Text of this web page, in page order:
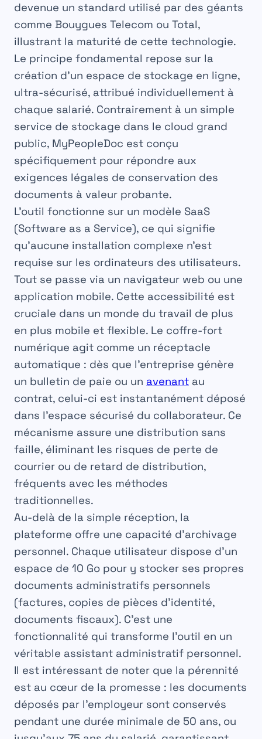
devenue un standard utilisé par des géants
comme Bouygues Telecom ou Total,
illustrant la maturité de cette technologie.
Le principe fondamental repose sur la
création d’un espace de stockage en ligne,
ultra-sécurisé, attribué individuellement à
chaque salarié. Contrairement à un simple
service de stockage dans le cloud grand
public, MyPeopleDoc est conçu
spécifiquement pour répondre aux
exigences légales de conservation des
documents à valeur probante.
L’outil fonctionne sur un modèle SaaS
(Software as a Service), ce qui signifie
qu’aucune installation complexe n’est
requise sur les ordinateurs des utilisateurs.
Tout se passe via un navigateur web ou une
application mobile. Cette accessibilité est
cruciale dans un monde du travail de plus
en plus mobile et flexible. Le coffre-fort
numérique agit comme un réceptacle
automatique : dès que l’entreprise génère
un bulletin de paie ou un avenant au
contrat, celui-ci est instantanément déposé
dans l’espace sécurisé du collaborateur. Ce
mécanisme assure une distribution sans
faille, éliminant les risques de perte de
courrier ou de retard de distribution,
fréquents avec les méthodes
traditionnelles.
Au-delà de la simple réception, la
plateforme offre une capacité d’archivage
personnel. Chaque utilisateur dispose d’un
espace de 10 Go pour y stocker ses propres
documents administratifs personnels
(factures, copies de pièces d’identité,
documents fiscaux). C’est une
fonctionnalité qui transforme l’outil en un
véritable assistant administratif personnel.
Il est intéressant de noter que la pérennité
est au cœur de la promesse : les documents
déposés par l’employeur sont conservés
pendant une durée minimale de 50 ans, ou